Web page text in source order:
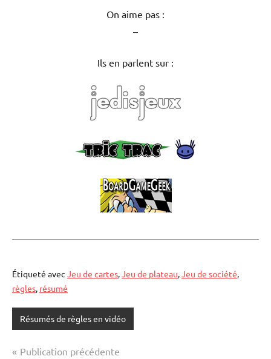
On aime pas :
–
Ils en parlent sur :
Étiqueté avec Jeu de cartes,Jeu de plateau,Jeu de société,
règles, résumé
Résumés de règles en vidéo
Navigation
Publication précédente